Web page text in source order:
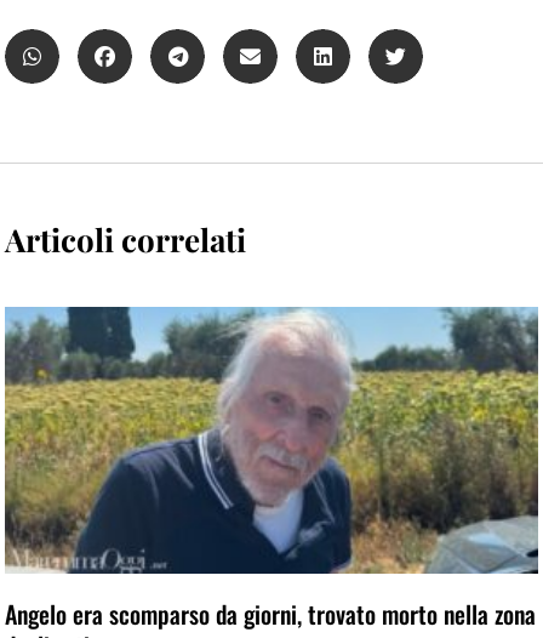
Articoli correlati
Angelo era scomparso da giorni, trovato morto nella zona